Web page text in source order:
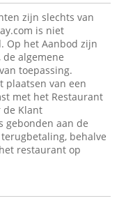
zijn slechts van
is niet
Op het Aanbod zijn
algemene
toepassing.
plaatsen van een
met het Restaurant
de Klant
gebonden aan de
behalve
restaurant op